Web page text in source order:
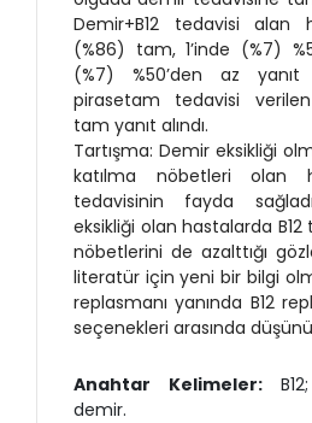
Demir+B12 tedavisi alan
(%86) tam, 1’inde (%7)
(%7) %50’den az yanıt
pirasetam tedavisi
tam yanıt alındı.
Tartışma: Demir eksikliği
katılma nöbetleri olan
tedavisinin fayda
eksikliği olan hastalarda
nöbetlerini de azalttığı
literatür için yeni bir bilgi
replasmanı yanında B12
seçenekleri arasında
Anahtar Kelimeler:
demir.